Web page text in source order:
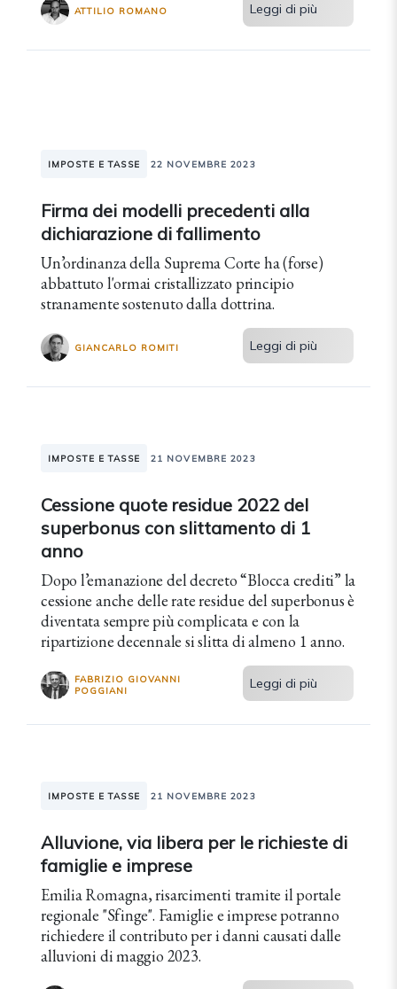
ATTILIO ROMANO Leggi di più
IMPOSTE E TASSE 22 NOVEMBRE 2023
Firma dei modelli precedenti alla
dichiarazione di fallimento
Un’ordinanza della Suprema Corte ha (forse)
abbattuto l'ormai cristallizzato principio
stranamente sostenuto dalla dottrina.
GIANCARLO ROMITI Leggi di più
IMPOSTE E TASSE 21 NOVEMBRE 2023
Cessione quote residue 2022 del
superbonus con slittamento di 1
anno
Dopo l’emanazione del decreto “Blocca crediti” la
cessione anche delle rate residue del superbonus è
diventata sempre più complicata e con la
ripartizione decennale si slitta di almeno 1 anno.
FABRIZIO GIOVANNI
POGGIANI
Leggi di più
IMPOSTE E TASSE 21 NOVEMBRE 2023
Alluvione, via libera per le richieste di
famiglie e imprese
Emilia Romagna, risarcimenti tramite il portale
regionale "Sfinge". Famiglie e imprese potranno
richiedere il contributo per i danni causati dalle
alluvioni di maggio 2023.